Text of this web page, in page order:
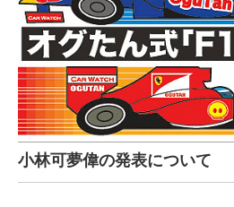
小林可夢偉の発表について